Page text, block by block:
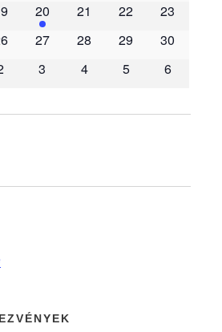
20 21 22
23
27 28 29
30
3 4 5 6